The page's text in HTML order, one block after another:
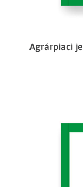
Agrárpiaci